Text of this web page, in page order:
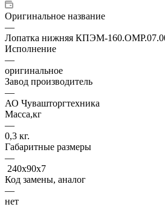
Оригинальное название
—
Лопатка нижняя КПЭМ-
Исполнение
—
оригинальное
Завод производитель
—
АО Чувашторгтехника
Масса,кг
—
0,3 кг.
Габаритные размеры
—
240х90х7
Код замены, аналог
—
нет